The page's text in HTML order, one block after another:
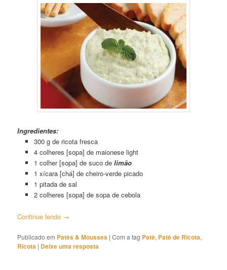
Ingredientes:
300 g de ricota fresca
4 colheres [sopa] de maionese light
1 colher [sopa] de suco de limão
1 xícara [chá] de cheiro-verde picado
1 pitada de sal
2 colheres [sopa] de sopa de cebola
Continue lendo →
Publicado em Patês & Mousses |Com a tag Patê, Patê de Ricota,
Ricota | Deixe uma resposta